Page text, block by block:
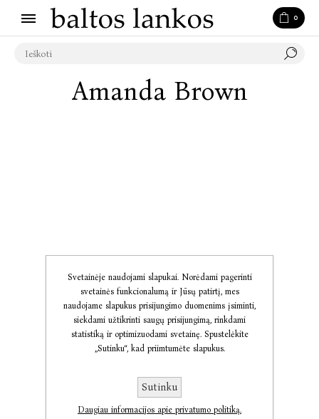
0
Amanda Brown
Svetainėje naudojami slapukai. Norėdami pagerinti
svetainės funkcionalumą ir Jūsų patirtį, mes
naudojame slapukus prisijungimo duomenims įsiminti,
siekdami užtikrinti saugų prisijungimą, rinkdami
statistiką ir optimizuodami svetainę. Spustelėkite
„Sutinku“, kad priimtumėte slapukus.
Sutinku
Daugiau informacijos apie privatumo politiką.